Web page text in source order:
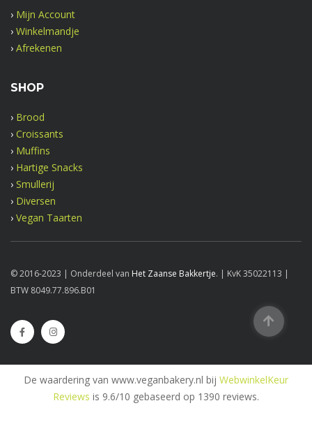
› Mijn Account
› Winkelmandje
› Afrekenen
SHOP
› Brood
› Croissants
› Muffins
› Hartige Snacks
› Smullerij
› Diversen
› Vegan Taarten
© 2016-2023 | Onderdeel van Het Zaanse Bakkertje. | KvK 35022113 |
BTW 8049.77.896.B01
De waardering van www.veganbakery.nl bij WebwinkelKeur
Reviews is 9.6/10 gebaseerd op 1390 reviews.